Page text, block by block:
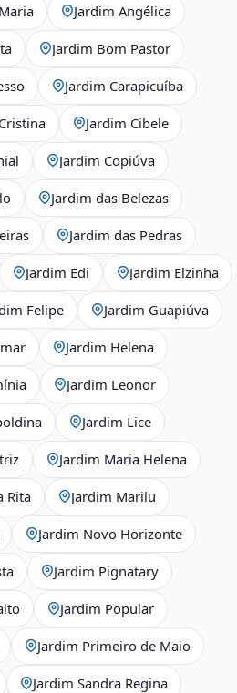
Jardim Angélica
Jardim Bom Pastor
Jardim Carapicuíba
Jardim Cibele
Jardim Copiúva
Jardim das Belezas
Jardim das Pedras
Jardim Edi Jardim Elzinha
Felipe Jardim Guapiúva
Jardim Helena
Jardim Leonor
Jardim Lice
Jardim Maria Helena
Rita Jardim Marilu
Jardim Novo Horizonte
Jardim Pignatary
Jardim Popular
Jardim Primeiro de Maio
Jardim Sandra Regina